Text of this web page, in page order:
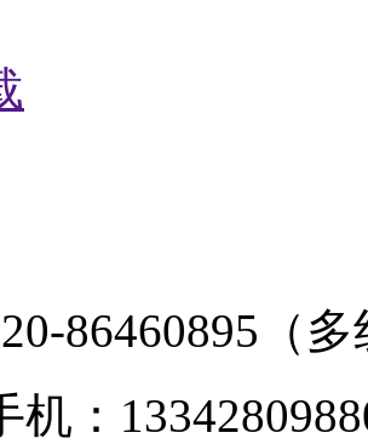
86460895（
机：